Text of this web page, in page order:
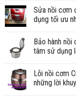
Sửa nồi cơm
dụng tối ưu
Bảo hành
tâm sử dụng
Lỗi nồi cơm
những lời